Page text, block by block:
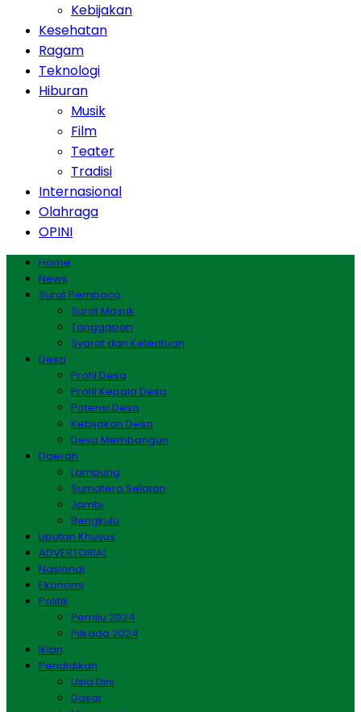
Kebijakan
Kesehatan
Ragam
Teknologi
Hiburan
Musik
Film
Teater
Tradisi
Internasional
Olahraga
OPINI
Home
News
Surat Pembaca
Surat Masuk
Tanggapan
Syarat dan Ketentuan
Desa
Profil Desa
Profil Kepala Desa
Potensi Desa
Kebijakan Desa
Desa Membangun
Daerah
Lampung
Sumatera Selatan
Jambi
Bengkulu
Liputan Khusus
ADVERTORIAL
Nasional
Ekonomi
Politik
Pemilu 2024
Pilkada 2024
Iklan
Pendidikan
Usia Dini
Dasar